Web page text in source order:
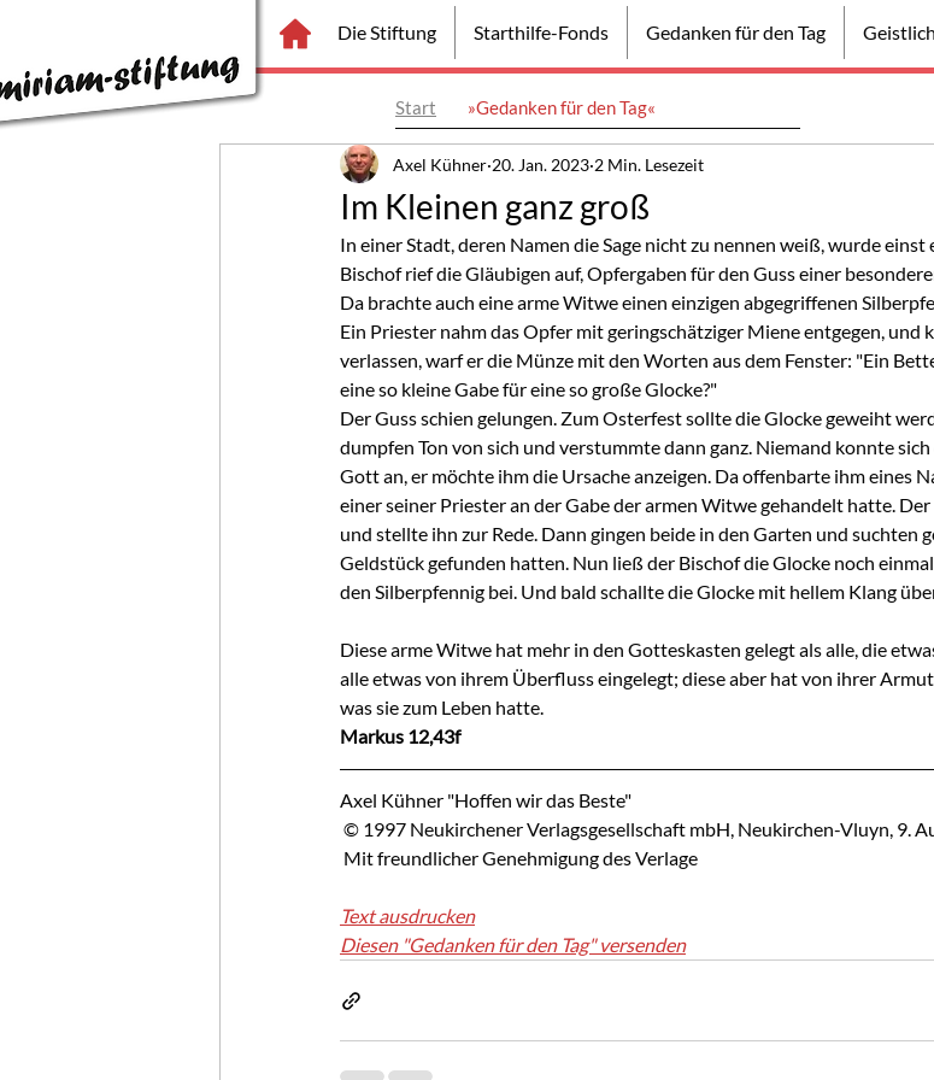
Die Stiftung Starthilfe-Fonds Gedanken für den Tag
Start »Gedanken für den Tag«
Im Kleinen ganz groß
Axel Kühner 20. Jan. 2023 2 Min. Lesezeit
In einer Stadt, deren Namen die Sage nicht zu nennen weiß, wurde
Bischof rief die Gläubigen auf, Opfergaben für den Guss einer
Da brachte auch eine arme Witwe einen einzigen abgegriffenen
Ein Priester nahm das Opfer mit geringschätziger Miene entgegen, und
verlassen, warf er die Münze mit den Worten aus dem Fenster: "Ein
eine so kleine Gabe für eine so große Glocke?"
Der Guss schien gelungen. Zum Osterfest sollte die Glocke geweiht
dumpfen Ton von sich und verstummte dann ganz. Niemand konnte
Gott an, er möchte ihm die Ursache anzeigen. Da offenbarte ihm eines
einer seiner Priester an der Gabe der armen Witwe gehandelt hatte.
und stellte ihn zur Rede. Dann gingen beide in den Garten und suchten
Geldstück gefunden hatten. Nun ließ der Bischof die Glocke noch
den Silberpfennig bei. Und bald schallte die Glocke mit hellem Klang
Diese arme Witwe hat mehr in den Gotteskasten gelegt als alle, die
alle etwas von ihrem Überfluss eingelegt; diese aber hat von ihrer
was sie zum Leben hatte.
Markus 12,43f
Axel Kühner "Hoffen wir das Beste"
© 1997 Neukirchener Verlagsgesellschaft mbH, Neukirchen-Vluyn, 9.
Mit freundlicher Genehmigung des Verlage
Text ausdrucken
Diesen "Gedanken für den Tag" versenden